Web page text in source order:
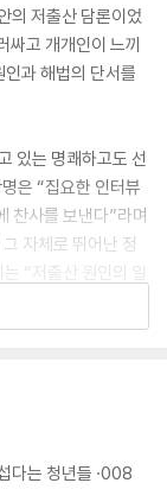
의 저출산 담론이었
싸고 개개인이 느끼
인과 해법의 단서를
있는 명쾌하고도 선
은 “집요한 인터뷰
찬사를 보낸다”라며
자체로 뛰어난 정
“저출산 원인의 일
해졌다. 나도 그런
감탄했다. 또한 김
갖고 있는 진정성
다는 청년들 ·008